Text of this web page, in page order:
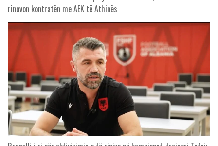
rinovon kontratën me AEK të Athinës